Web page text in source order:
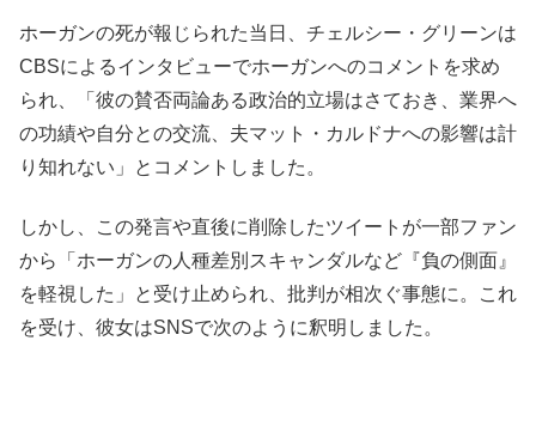
ホーガンの死が報じられた当日、チェルシー・グリーンは
CBSによるインタビューでホーガンへのコメントを求め
られ、「彼の賛否両論ある政治的立場はさておき、業界へ
の功績や自分との交流、夫マット・カルドナへの影響は計
り知れない」とコメントしました。
しかし、この発言や直後に削除したツイートが一部ファン
から「ホーガンの人種差別スキャンダルなど『負の側面』
を軽視した」と受け止められ、批判が相次ぐ事態に。これ
を受け、彼女はSNSで次のように釈明しました。